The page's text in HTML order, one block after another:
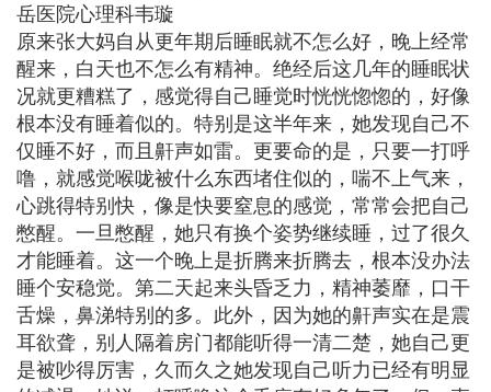
岳医院心理科韦璇
原来张大妈自从更年期后睡眠就不怎么好，晚上经常
醒来，白天也不怎么有精神。绝经后这几年的睡眠状
况就更糟糕了，感觉得自己睡觉时恍恍惚惚的，好像
根本没有睡着似的。特别是这半年来，她发现自己不
仅睡不好，而且鼾声如雷。更要命的是，只要一打呼
噜，就感觉喉咙被什么东西堵住似的，喘不上气来，
心跳得特别快，像是快要窒息的感觉，常常会把自己
憋醒。一旦憋醒，她只有换个姿势继续睡，过了很久
才能睡着。这一个晚上是折腾来折腾去，根本没办法
睡个安稳觉。第二天起来头昏乏力，精神萎靡，口干
舌燥，鼻涕特别的多。此外，因为她的鼾声实在是震
耳欲聋，别人隔着房门都能听得一清二楚，她自己更
是被吵得厉害，久而久之她发现自己听力已经有明显